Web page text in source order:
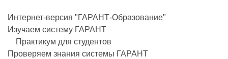
Интернет-версия "ГАРАНТ-Образование"
Изучаем систему ГАРАНТ
Практикум для студентов
Проверяем знания системы ГАРАНТ